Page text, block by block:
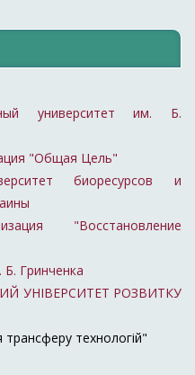
университет им. Б.
"Общая Цель"
биоресурсов и
"Восстановление
Б. Гринченка
УНІВЕРСИТЕТ РОЗВИТКУ
технологій"